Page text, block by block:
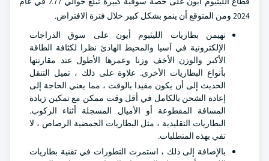
2024 ومن المتوقع أن ينمو بشكل كبير خلال فترة الافتراض.
تهيمن بطاريات الليثيوم أيون على سوق الدراجات
الإلكترونية في آسيا والمحيط الهادئ نظرا لكثافة الطاقة
الأكبر والوزن الأخف وزنا وعمرها الأطول عند مقارنتها
بأنواع البطاريات الأخرى. علاوة على ذلك ، تميل التنقل
الحديث إلى أن يكون مقيدا بالوقت ، مما يعني الحاجة إلى
إعادة الشحن بالكامل في أقل وقت ممكن مع تمكين زيادة
المسافة المقطوعة أو الأميال المسجلة أثناء الركوب.
البطاريات التقليدية ، مثل البطاريات الحمضية الرصاص ، لا
تفي بهذه المتطلبات.
بالإضافة إلى ذلك ، استمرت التطورات في تقنية بطاريات